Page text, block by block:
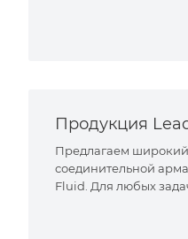
Продукция
Предлагаем
соединительной
Fluid. Для любых